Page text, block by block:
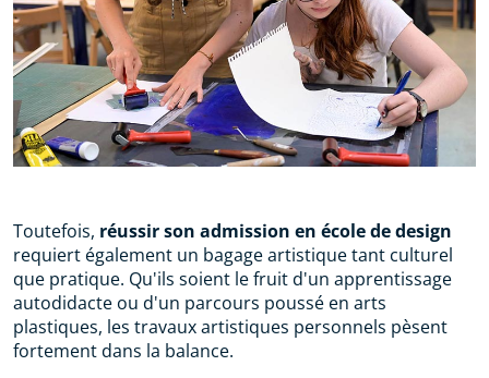
Toutefois, réussir son admission en école de design
requiert également un bagage artistique tant culturel
que pratique. Qu'ils soient le fruit d'un apprentissage
autodidacte ou d'un parcours poussé en arts
plastiques, les travaux artistiques personnels pèsent
fortement dans la balance.